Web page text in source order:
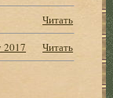
Читать
2017
Читать